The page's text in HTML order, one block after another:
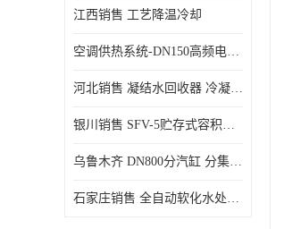
江西销售 工艺降温冷却
空调供热系统-DN150高频电子水除垢仪
河北销售 凝结水回收器 冷凝水回收器
银川销售 SFV-5贮存式容积式换热器
乌鲁木齐 DN800分汽缸 分集水器
石家庄销售 全自动软化水处理器